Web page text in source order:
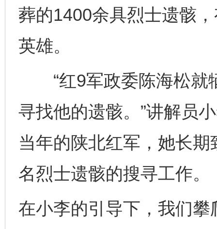
葬的1400余具烈士遗骸
英雄。
“红9军政委陈海松就
寻找他的遗骸。”讲解员
当年的陕北红军，她长
名烈士遗骸的搜寻工作。
在小李的引导下，我们